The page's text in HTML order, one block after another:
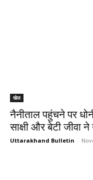
खेल
नैनीताल पहुंचने पर
साक्षी और बेटी जीवा
Uttarakhand Bulletin -